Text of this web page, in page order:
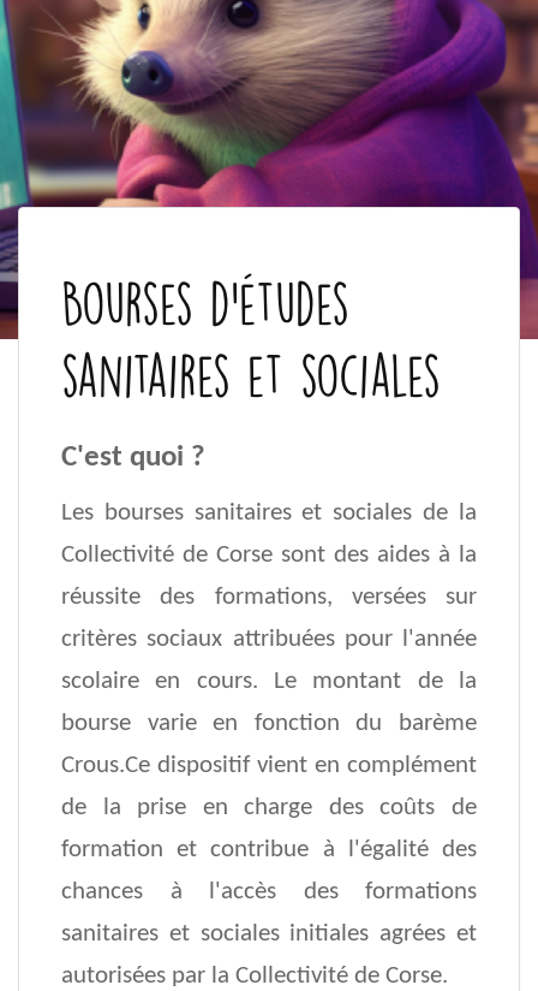
Bourses d'études
sanitaires et sociales
C'est quoi ?
Les bourses sanitaires et sociales de la
Collectivité de Corse sont des aides à la
réussite des formations, versées sur
critères sociaux attribuées pour l'année
scolaire en cours. Le montant de la
bourse varie en fonction du barème
Crous.Ce dispositif vient en complément
de la prise en charge des coûts de
formation et contribue à l'égalité des
chances à l'accès des formations
sanitaires et sociales initiales agrées et
autorisées par la Collectivité de Corse.